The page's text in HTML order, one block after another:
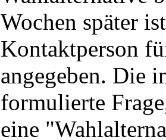
Wochen später
Kontaktperson
angegeben. Die
formulierte
eine